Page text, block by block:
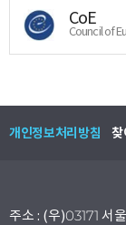
CoE
Council of
개인정보처리방침 찾
주소 : (우)03171 서